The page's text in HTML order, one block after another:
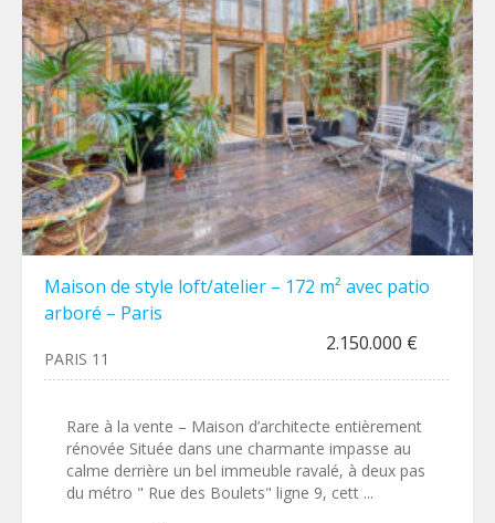
Maison de style loft/atelier – 172 m² avec patio
arboré – Paris
2.150.000 €
PARIS 11
Rare à la vente – Maison d’architecte entièrement
rénovée Située dans une charmante impasse au
calme derrière un bel immeuble ravalé, à deux pas
du métro " Rue des Boulets" ligne 9, cett ...